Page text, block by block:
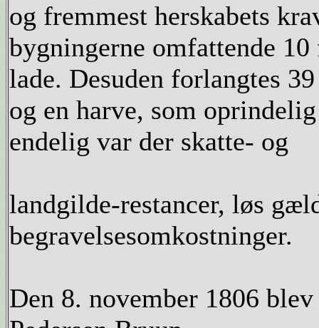
og fremmest herskabets
bygningerne omfattende
lade. Desuden forlangtes
og en harve, som
endelig var der skatte- og
landgilde-restancer, løs
begravelsesomkostninger.
Den 8. november 1806